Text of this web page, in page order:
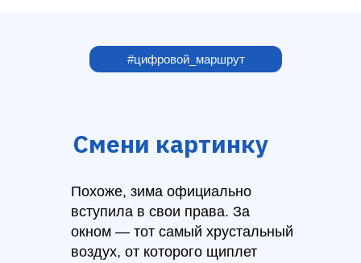
#цифровой_маршрут
Похоже, зима официально
вступила в свои права. За
окном — тот самый хрустальный
воздух, от которого щиплет
Смени картинку